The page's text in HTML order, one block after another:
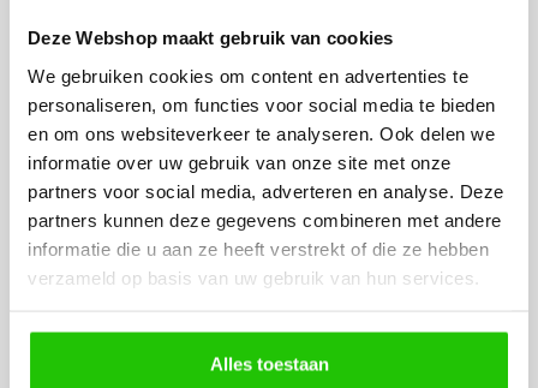
Deze Webshop maakt gebruik van cookies
We gebruiken cookies om content en advertenties te
personaliseren, om functies voor social media te bieden
en om ons websiteverkeer te analyseren. Ook delen we
informatie over uw gebruik van onze site met onze
partners voor social media, adverteren en analyse. Deze
partners kunnen deze gegevens combineren met andere
informatie die u aan ze heeft verstrekt of die ze hebben
verzameld op basis van uw gebruik van hun services.
Alles toestaan
netjes en veilig verpakt.
veel sfeer, het is ook
eenvoudig te
MEER PRODUCTEN
Alle producten uit deze serie